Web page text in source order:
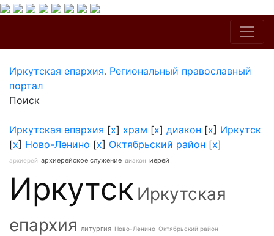
Иркутская епархия. Региональный православный
портал
Поиск
Иркутская епархия [x] храм [x] диакон [x] Иркутск
[x] Ново-Ленино [x] Октябрьский район [x]
архиерей архиерейское служение диакон иерей
Иркутск Иркутская
епархия литургия Ново-Ленино Октябрьский район